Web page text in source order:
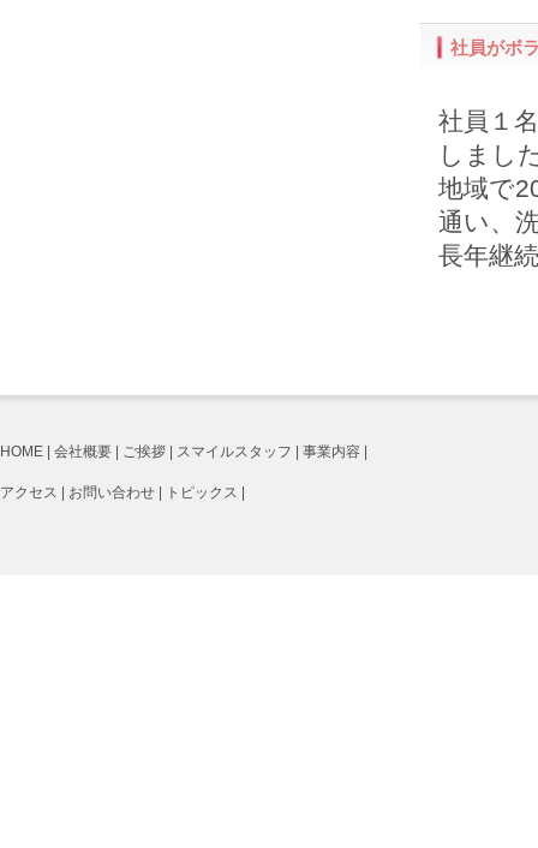
社員がボ
社員１
しまし
地域で
通い、
長年継
HOME | 会社概要 | ご挨拶 | スマイルスタッフ | 事業内容 |
アクセス | お問い合わせ | トピックス |